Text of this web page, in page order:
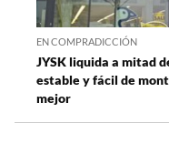
EN COMPRADICCIÓN
JYSK liquida a mitad
estable y fácil de
mejor